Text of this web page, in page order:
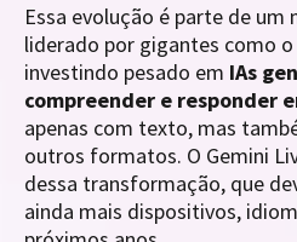
Essa evolução é parte de
liderado por gigantes como
investindo pesado em IAs
compreender e responder
apenas com texto, mas
outros formatos. O Gemini
dessa transformação, que
ainda mais dispositivos,